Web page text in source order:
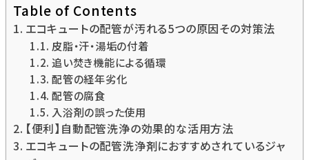
Table of Contents
エコキュートの配管が汚れる5つの原因その対策法
皮脂・汗・湯垢の付着
追い焚き機能による循環
配管の経年劣化
配管の腐食
入浴剤の誤った使用
【便利】自動配管洗浄の効果的な活用方法
エコキュートの配管洗浄剤におすすめされているジャ